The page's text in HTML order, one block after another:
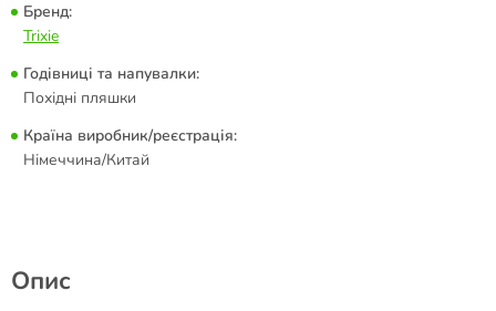
Бренд:
Trixie
Годівниці та напувалки:
Похідні пляшки
Країна виробник/реєстрація:
Німеччина/Китай
Опис